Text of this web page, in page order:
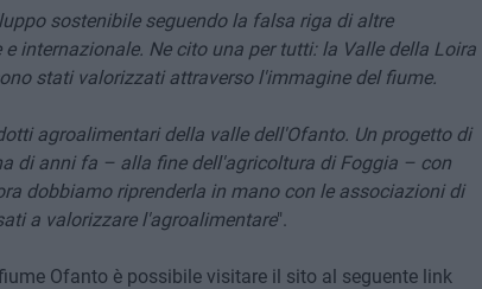
sostenibile seguendo la falsa riga di altre
internazionale. Ne cito una per tutti: la Valle della Loira
stati valorizzati attraverso l'immagine del fiume.
agroalimentari della valle dell'Ofanto. Un progetto di
di anni fa – alla fine dell'agricoltura di Foggia – con
dobbiamo riprenderla in mano con le associazioni di
a valorizzare l'agroalimentare".
Ofanto è possibile visitare il sito al seguente link